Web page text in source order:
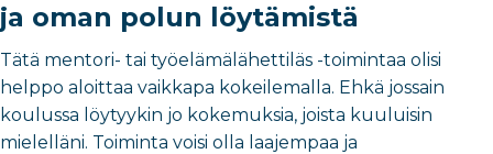
ja oman polun löytämistä
Tätä mentori- tai työelämälähettiläs -toimintaa olisi
helppo aloittaa vaikkapa kokeilemalla. Ehkä jossain
koulussa löytyykin jo kokemuksia, joista kuuluisin
mielelläni. Toiminta voisi olla laajempaa ja